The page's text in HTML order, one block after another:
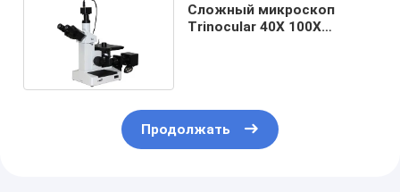
Сложный микроскоп
Trinocular 40X 100X
Продолжать